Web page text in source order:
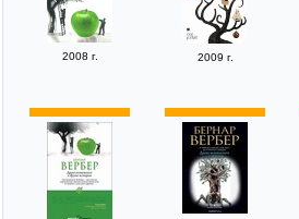
2008 г. 2009 г.